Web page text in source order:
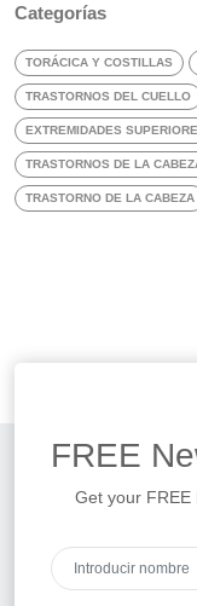
Categorías
TORÁCICA Y COSTILLAS
TRASTORNOS DEL CUELLO
EXTREMIDADES
TRASTORNOS DE LA
TRASTORNO DE LA CABEZA
FREE
Get your FREE